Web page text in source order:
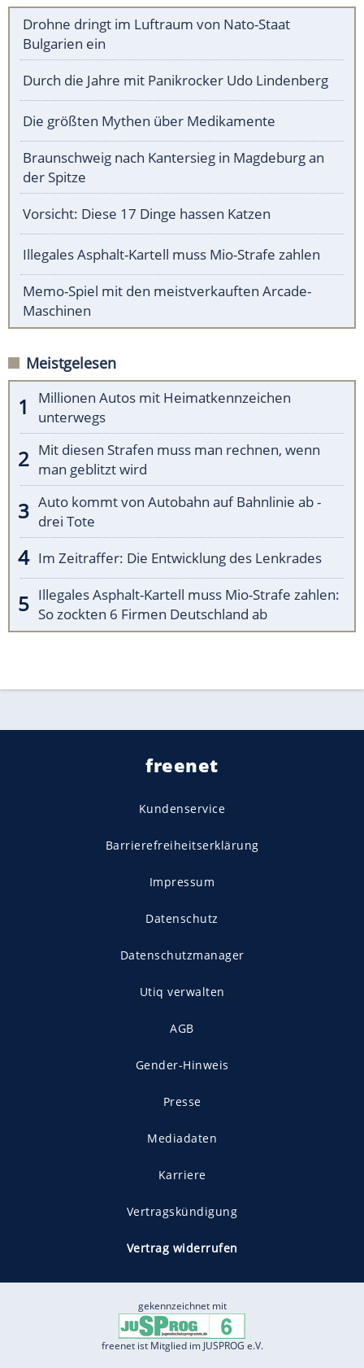
Drohne dringt im Luftraum von Nato-Staat
Bulgarien ein
Durch die Jahre mit Panikrocker Udo Lindenberg
Die größten Mythen über Medikamente
Braunschweig nach Kantersieg in Magdeburg an
der Spitze
Vorsicht: Diese 17 Dinge hassen Katzen
Illegales Asphalt-Kartell muss Mio-Strafe zahlen
Memo-Spiel mit den meistverkauften Arcade-
Maschinen
Meistgelesen
Millionen Autos mit Heimatkennzeichen
unterwegs
Mit diesen Strafen muss man rechnen, wenn
man geblitzt wird
Auto kommt von Autobahn auf Bahnlinie ab -
drei Tote
Im Zeitraffer: Die Entwicklung des Lenkrades
Illegales Asphalt-Kartell muss Mio-Strafe zahlen:
So zockten 6 Firmen Deutschland ab
freenet
Kundenservice
Barrierefreiheitserklärung
Impressum
Datenschutz
Datenschutzmanager
Utiq verwalten
AGB
Gender-Hinweis
Presse
Mediadaten
Karriere
Vertragskündigung
Vertrag widerrufen
gekennzeichnet mit
freenet ist Mitglied im JUSPROG e.V.